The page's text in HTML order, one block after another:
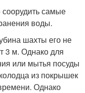
самые
воды.
шахты его не
3 м. Однако для
или мытья посуды
из покрышек
Однако